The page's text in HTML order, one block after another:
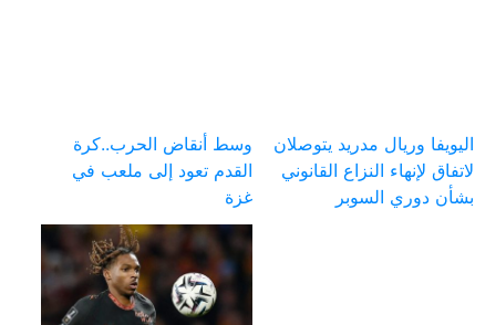
اليويفا وريال مدريد يتوصلان
لاتفاق لإنهاء النزاع القانوني
بشأن دوري السوبر
وسط أنقاض الحرب..كرة
القدم تعود إلى ملعب في
غزة